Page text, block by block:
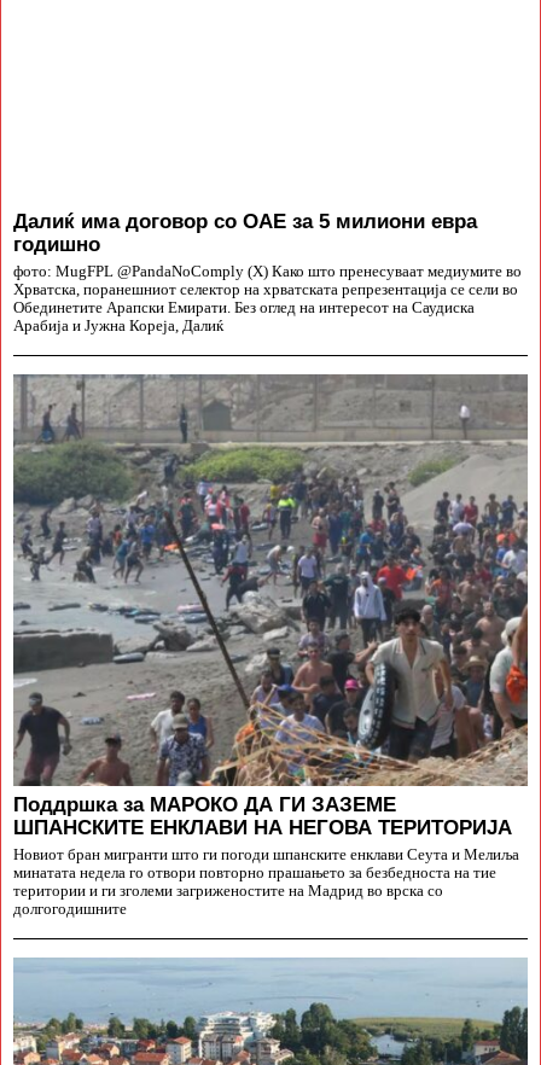
Далиќ има договор со ОАЕ за 5 милиони евра
годишно
фото: MugFPL @PandaNoComply (X) Како што пренесуваат медиумите во
Хрватска, поранешниот селектор на хрватската репрезентација се сели во
Обединетите Арапски Емирати. Без оглед на интересот на Саудиска
Арабија и Јужна Кореја, Далиќ
Поддршка за МАРОКО ДА ГИ ЗАЗЕМЕ
ШПАНСКИТЕ ЕНКЛАВИ НА НЕГОВА ТЕРИТОРИЈА
Новиот бран мигранти што ги погоди шпанските енклави Сеута и Мелиља
минатата недела го отвори повторно прашањето за безбедноста на тие
територии и ги зголеми загриженостите на Мадрид во врска со
долгогодишните